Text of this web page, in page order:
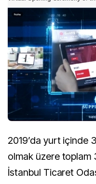
2019’da yurt içinde
olmak üzere toplam
İstanbul Ticaret